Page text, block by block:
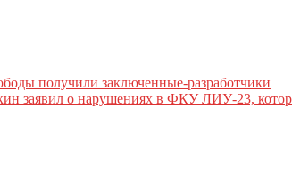
получили заключенные-разработчики
заявил о нарушениях в ФКУ ЛИУ-23,